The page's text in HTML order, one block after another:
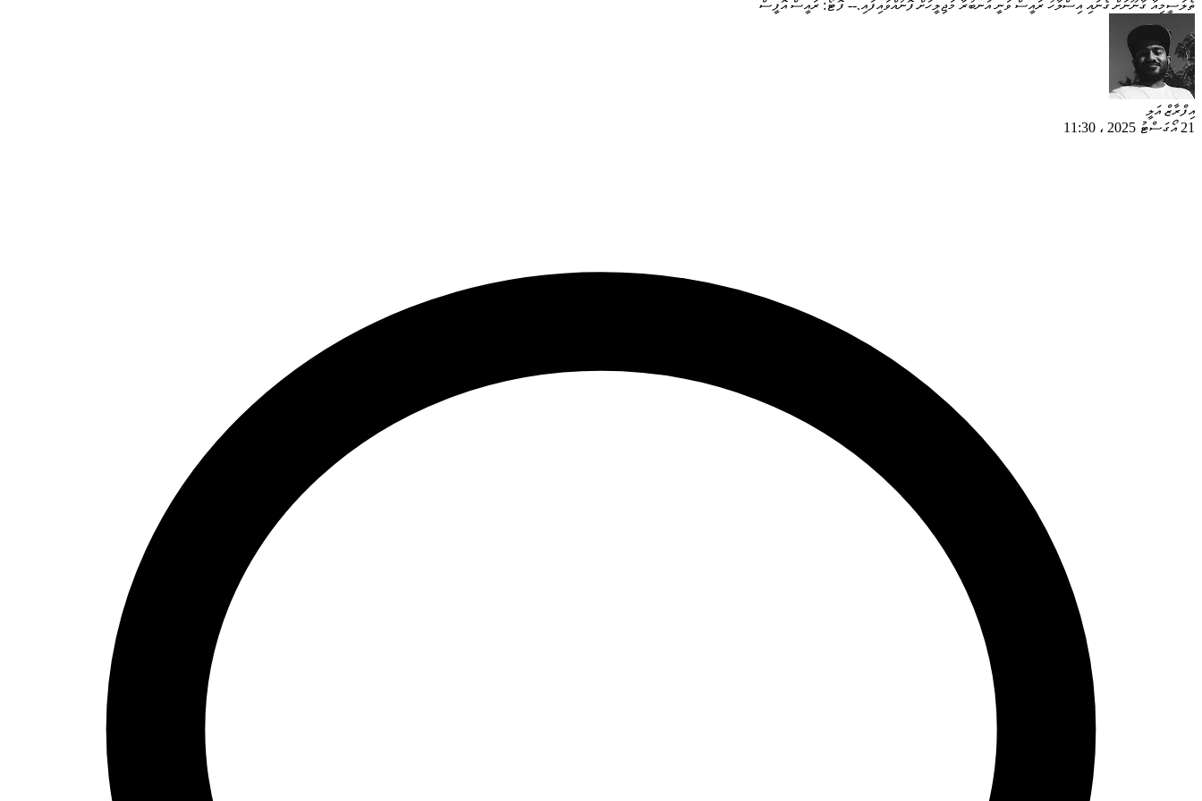
ތެލަސީމިއާ ގާނޫނަށް ގެނައި އިސްލާހު ރައީސް ވަނީ އަނބުރާ މަޖިލީހަށް ފޮނުއްވައިފައި.-- ފޮޓޯ: ރައީސް އޮފީސް
އިފްރާޒް އަލީ
21 އޯގަސްޓު 2025
، 11:30